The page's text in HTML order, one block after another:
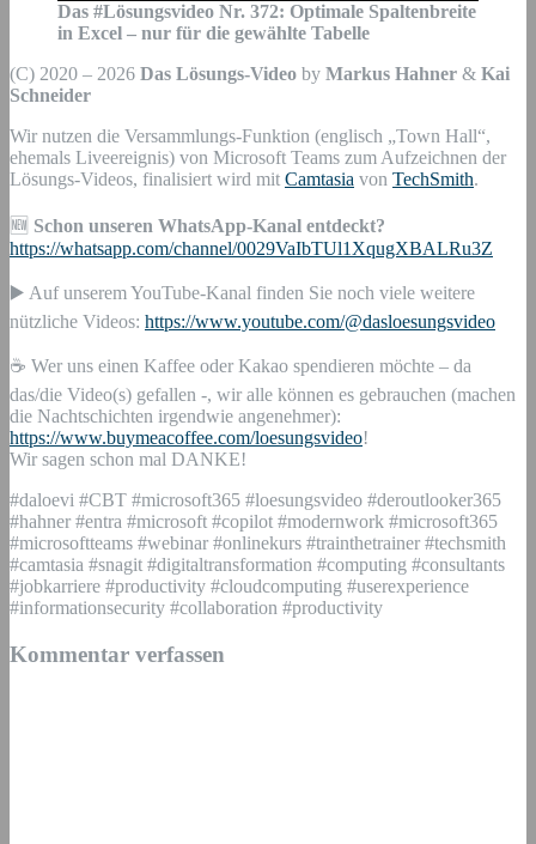
Das #Lösungsvideo Nr. 372: Optimale Spaltenbreite
in Excel – nur für die gewählte Tabelle
(C) 2020 – 2026 Das Lösungs-Video by Markus Hahner & Kai
Schneider
Wir nutzen die Versammlungs-Funktion (englisch „Town Hall“,
ehemals Liveereignis) von Microsoft Teams zum Aufzeichnen der
Lösungs-Videos, finalisiert wird mit Camtasia von TechSmith.
🆕 Schon unseren WhatsApp-Kanal entdeckt?
https://whatsapp.com/channel/0029VaIbTUl1XqugXBALRu3Z
▶️ Auf unserem YouTube-Kanal finden Sie noch viele weitere
nützliche Videos: https://www.youtube.com/@dasloesungsvideo
☕ Wer uns einen Kaffee oder Kakao spendieren möchte – da
das/die Video(s) gefallen -, wir alle können es gebrauchen (machen
die Nachtschichten irgendwie angenehmer):
https://www.buymeacoffee.com/loesungsvideo!
Wir sagen schon mal DANKE!
#daloevi #CBT #microsoft365 #loesungsvideo #deroutlooker365
#hahner #entra #microsoft #copilot #modernwork #microsoft365
#microsoftteams #webinar #onlinekurs #trainthetrainer #techsmith
#camtasia #snagit #digitaltransformation #computing #consultants
#jobkarriere #productivity #cloudcomputing #userexperience
#informationsecurity #collaboration #productivity
Kommentar verfassen